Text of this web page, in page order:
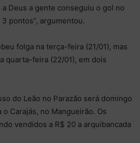
Deus a gente conseguiu o gol no
pontos”, argumentou.
folga na terça-feira (21/01), mas
quarta-feira (22/01), em dois
do Leão no Parazão será domingo
o Carajás, no Mangueirão. Os
vendidos a R$ 20 a arquibancada